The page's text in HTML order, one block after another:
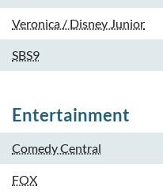
Veronica / Disney Junior
SBS9
Entertainment
Comedy Central
FOX